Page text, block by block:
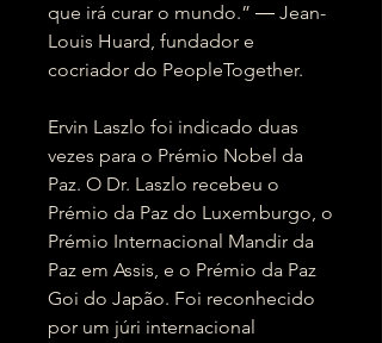
que irá curar o mundo.” ― Jean-
Louis Huard, fundador e
cocriador do PeopleTogether.
Ervin Laszlo foi indicado duas
vezes para o Prémio Nobel da
Paz. O Dr. Laszlo recebeu o
Prémio da Paz do Luxemburgo, o
Prémio Internacional Mandir da
Paz em Assis, e o Prémio da Paz
Goi do Japão. Foi reconhecido
por um júri internacional